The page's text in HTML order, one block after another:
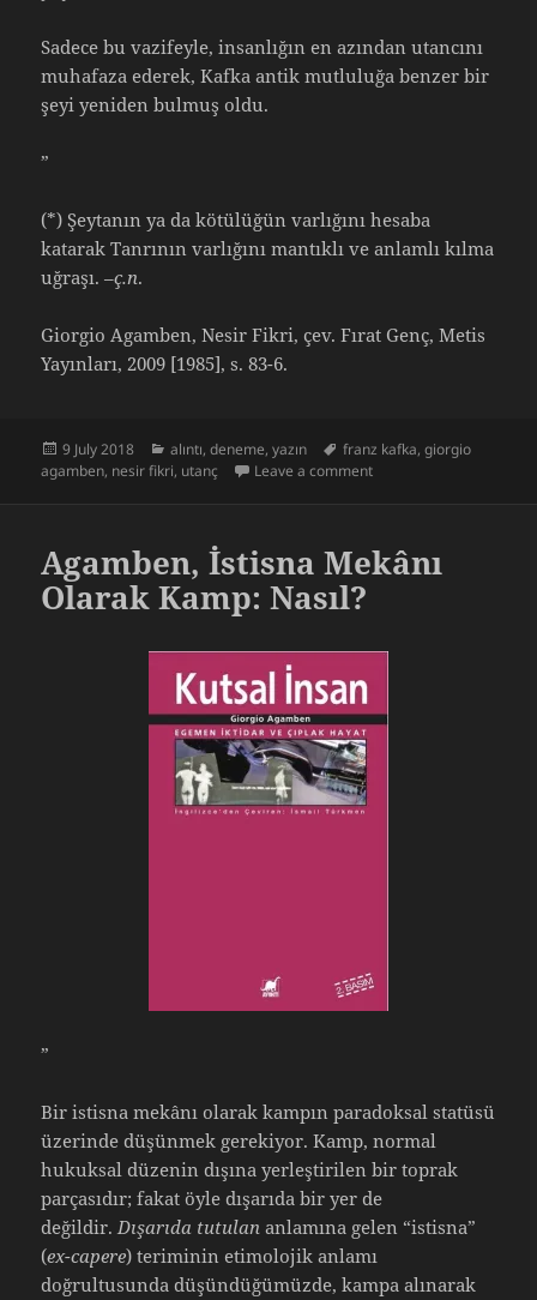
Sadece bu vazifeyle, insanlığın en azından utancını
muhafaza ederek, Kafka antik mutluluğa benzer bir
şeyi yeniden bulmuş oldu.
”
(*) Şeytanın ya da kötülüğün varlığını hesaba
katarak Tanrının varlığını mantıklı ve anlamlı kılma
uğraşı. –ç.n.
Giorgio Agamben, Nesir Fikri, çev. Fırat Genç, Metis
Yayınları, 2009 [1985], s. 83-6.
Posted
on
9 July 2018 Categories
alıntı,deneme,yazın Tags
franz kafka,giorgio
agamben, nesir fikri, utanç Leave a commenton Agamben, Utanç Fikri
Agamben, İstisna Mekânı
Olarak Kamp: Nasıl?
”
Bir istisna mekânı olarak kampın paradoksal statüsü
üzerinde düşünmek gerekiyor. Kamp, normal
hukuksal düzenin dışına yerleştirilen bir toprak
parçasıdır; fakat öyle dışarıda bir yer de
değildir.Dışarıda tutulan anlamına gelen “istisna”
(ex-capere) teriminin etimolojik anlamı
doğrultusunda düşündüğümüzde, kampa alınarak